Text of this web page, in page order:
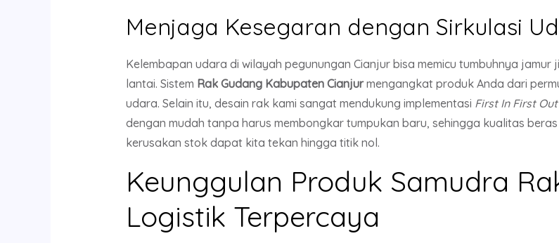
Menjaga Kesegaran dengan Sirkulasi
Kelembapan udara di wilayah pegunungan Cianjur bisa memicu tumbuhnya
lantai. Sistem Rak Gudang Kabupaten Cianjurmengangkat produk Anda dari
udara. Selain itu, desain rak kami sangat mendukung implementasi First In First Out
dengan mudah tanpa harus membongkar tumpukan baru, sehingga kualitas
kerusakan stok dapat kita tekan hingga titik nol.
Keunggulan Produk Samudra
Logistik Terpercaya